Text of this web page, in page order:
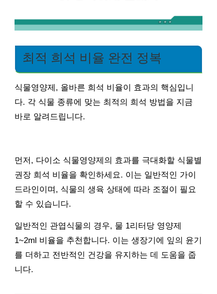
최적 희석 비율 완전 정복
식물영양제, 올바른 희석 비율이 효과의 핵심입니
다. 각 식물 종류에 맞는 최적의 희석 방법을 지금
바로 알려드립니다.
먼저, 다이소 식물영양제의 효과를 극대화할 식물별
권장 희석 비율을 확인하세요. 이는 일반적인 가이
드라인이며, 식물의 생육 상태에 따라 조절이 필요
할 수 있습니다.
일반적인 관엽식물의 경우, 물 1리터당 영양제
1~2ml 비율을 추천합니다. 이는 생장기에 잎의 윤기
를 더하고 전반적인 건강을 유지하는 데 도움을 줍
니다.